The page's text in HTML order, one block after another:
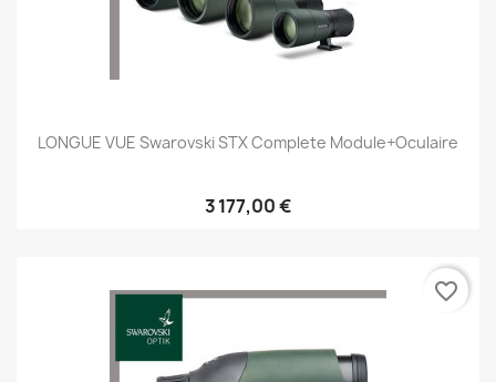
LONGUE VUE Swarovski STX Complete Module+oculaire
3 177,00 €
favorite_border